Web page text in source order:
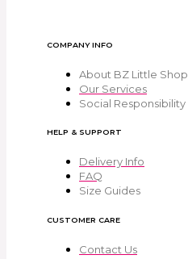
COMPANY INFO
About BZ Little Shop
Our Services
Social Responsibility
HELP & SUPPORT
Delivery Info
FAQ
Size Guides
CUSTOMER CARE
Contact Us